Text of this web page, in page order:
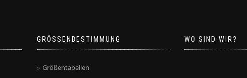
GRÖSSENBESTIMMUNG
Größentabellen
WO SIND WIR?